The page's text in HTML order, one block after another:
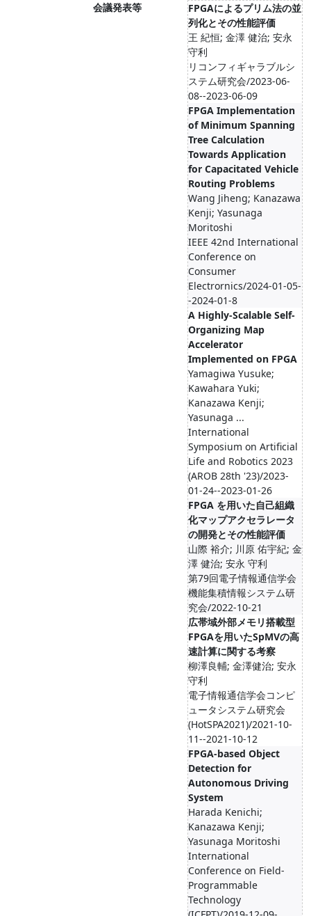
会議発表等
FPGAによるプリム法の並
列化とその性能評価
王 紀恒; 金澤 健治; 安永
守利
リコンフィギャラブルシ
ステム研究会/2023-06-
08--2023-06-09
FPGA Implementation
of Minimum Spanning
Tree Calculation
Towards Application
for Capacitated Vehicle
Routing Problems
Wang Jiheng; Kanazawa
Kenji; Yasunaga
Moritoshi
IEEE 42nd International
Conference on
Consumer
Electrornics/2024-01-05-
-2024-01-8
A Highly-Scalable Self-
Organizing Map
Accelerator
Implemented on FPGA
Yamagiwa Yusuke;
Kawahara Yuki;
Kanazawa Kenji;
Yasunaga ...
International
Symposium on Artificial
Life and Robotics 2023
(AROB 28th '23)/2023-
01-24--2023-01-26
FPGA を用いた自己組織
化マップアクセラレータ
の開発とその性能評価
山際 裕介; 川原 佑宇紀; 金
澤 健治; 安永 守利
第79回電子情報通信学会
機能集積情報システム研
究会/2022-10-21
広帯域外部メモリ搭載型
FPGAを用いたSpMVの高
速計算に関する考察
柳澤良輔; 金澤健治; 安永
守利
電子情報通信学会コンピ
ュータシステム研究会
(HotSPA2021)/2021-10-
11--2021-10-12
FPGA-based Object
Detection for
Autonomous Driving
System
Harada Kenichi;
Kanazawa Kenji;
Yasunaga Moritoshi
International
Conference on Field-
Programmable
Technology